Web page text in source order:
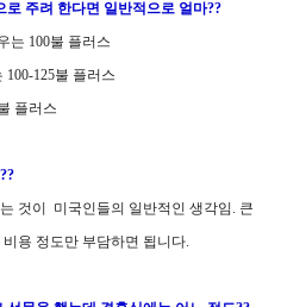
로 주려 한다면 일반적으로 얼마??
는 100불 플러스
125불 플러스
플러스
것이 미국인들의 일반적인 생각임. 큰
용 정도만 부담하면 됩니다.